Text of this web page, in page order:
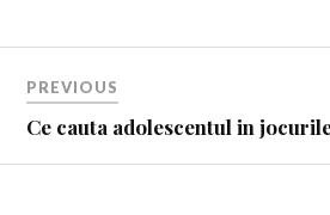
PREVIOUS
Ce cauta adolescentul in